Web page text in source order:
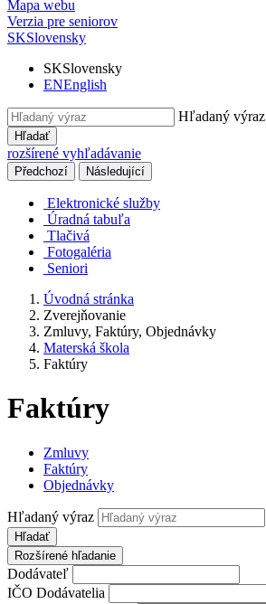
Mapa webu
Verzia pre seniorov
SKSlovensky
SKSlovensky
ENEnglish
Hľadaný výraz
Hľadať
rozšírené vyhľadávanie
Předchozí Následující
Elektronické služby
Úradná tabuľa
Tlačivá
Fotogaléria
Seniori
Úvodná stránka
Zverejňovanie
Zmluvy, Faktúry, Objednávky
Materská škola
Faktúry
Faktúry
Zmluvy
Faktúry
Objednávky
Hľadaný výraz
Hľadať
Rozšírené hľadanie
Dodávateľ
IČO Dodávatelia